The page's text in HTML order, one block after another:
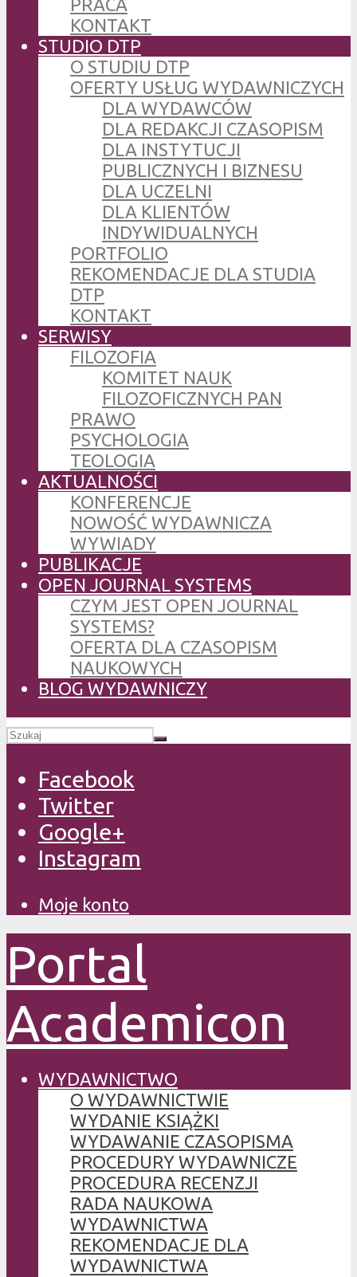
PRACA
KONTAKT
STUDIO DTP
O STUDIU DTP
OFERTY USŁUG WYDAWNICZYCH
DLA WYDAWCÓW
DLA REDAKCJI CZASOPISM
DLA INSTYTUCJI
PUBLICZNYCH I BIZNESU
DLA UCZELNI
DLA KLIENTÓW
INDYWIDUALNYCH
PORTFOLIO
REKOMENDACJE DLA STUDIA
DTP
KONTAKT
SERWISY
FILOZOFIA
KOMITET NAUK
FILOZOFICZNYCH PAN
PRAWO
PSYCHOLOGIA
TEOLOGIA
AKTUALNOŚCI
KONFERENCJE
NOWOŚĆ WYDAWNICZA
WYWIADY
PUBLIKACJE
OPEN JOURNAL SYSTEMS
CZYM JEST OPEN JOURNAL
SYSTEMS?
OFERTA DLA CZASOPISM
NAUKOWYCH
BLOG WYDAWNICZY
Facebook
Twitter
Google+
Instagram
Moje konto
Portal
Academicon
WYDAWNICTWO
O WYDAWNICTWIE
WYDANIE KSIĄŻKI
WYDAWANIE CZASOPISMA
PROCEDURY WYDAWNICZE
PROCEDURA RECENZJI
RADA NAUKOWA
WYDAWNICTWA
REKOMENDACJE DLA
WYDAWNICTWA